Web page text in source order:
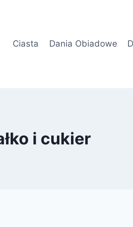
Ciasta
Dania Obiadowe
i cukier